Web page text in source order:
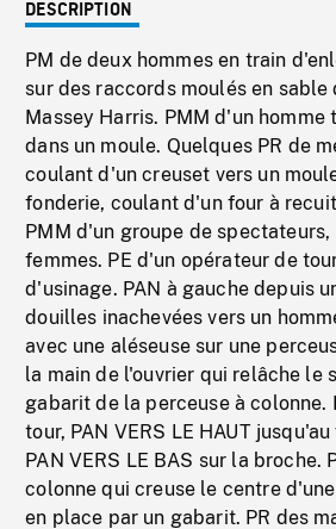
DESCRIPTION
PM de deux hommes en train
sur des raccords moulés en sable
Massey Harris. PMM d'un homme
dans un moule. Quelques PR de
coulant d'un creuset vers un
fonderie, coulant d'un four à
PMM d'un groupe de spectateurs,
femmes. PE d'un opérateur de
d'usinage. PAN à gauche depuis
douilles inachevées vers un
avec une aléseuse sur une
la main de l'ouvrier qui relâche le
gabarit de la perceuse à colonne.
tour, PAN VERS LE HAUT
PAN VERS LE BAS sur la broche.
colonne qui creuse le centre
en place par un gabarit. PR des